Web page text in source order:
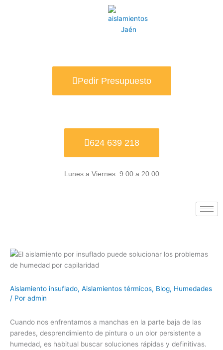
Pedir Presupuesto
624 639 218
Lunes a Viernes: 9:00 a 20:00
Aislamiento insuflado, Aislamientos térmicos, Blog, Humedades
/ Por admin
Cuando nos enfrentamos a manchas en la parte baja de las
paredes, desprendimiento de pintura o un olor persistente a
humedad, es habitual buscar soluciones rápidas y definitivas.